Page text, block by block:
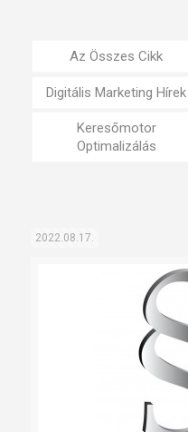
Az Összes Cikk
Digitális Marketing Hírek
Keresőmotor
Optimalizálás
2022.08.17.